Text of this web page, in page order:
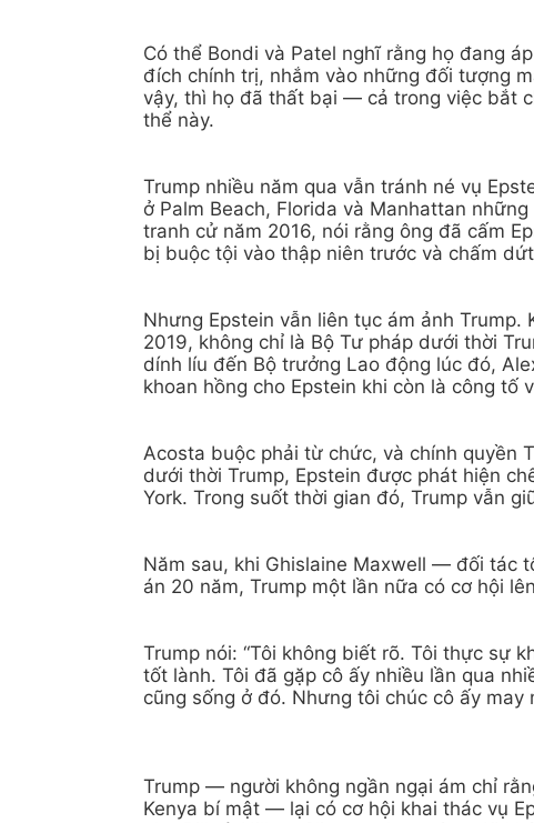
Có thể Bondi và Patel nghĩ rằng họ đang
đích chính trị, nhắm vào những đối tượng
vậy, thì họ đã thất bại — cả trong việc bắt
thể này.
Trump nhiều năm qua vẫn tránh né vụ
ở Palm Beach, Florida và Manhattan
tranh cử năm 2016, nói rằng ông đã cấm
bị buộc tội vào thập niên trước và chấm
Nhưng Epstein vẫn liên tục ám ảnh
2019, không chỉ là Bộ Tư pháp dưới thời
dính líu đến Bộ trưởng Lao động lúc đó,
khoan hồng cho Epstein khi còn là công tố
Acosta buộc phải từ chức, và chính quyền
dưới thời Trump, Epstein được phát hiện
York. Trong suốt thời gian đó, Trump vẫn
Năm sau, khi Ghislaine Maxwell — đối tác
án 20 năm, Trump một lần nữa có cơ hội
Trump nói: “Tôi không biết rõ. Tôi thực sự
tốt lành. Tôi đã gặp cô ấy nhiều lần qua
cũng sống ở đó. Nhưng tôi chúc cô ấy may
Trump — người không ngần ngại ám chỉ
Kenya bí mật — lại có cơ hội khai thác vụ